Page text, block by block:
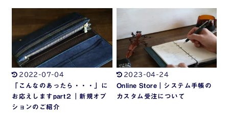
2022-07-04
「こんなのあったら・・・」に
お応えしますpart２｜新規オプ
ションのご紹介
2023-04-24
Online Store｜システム手帳の
カスタム受注について